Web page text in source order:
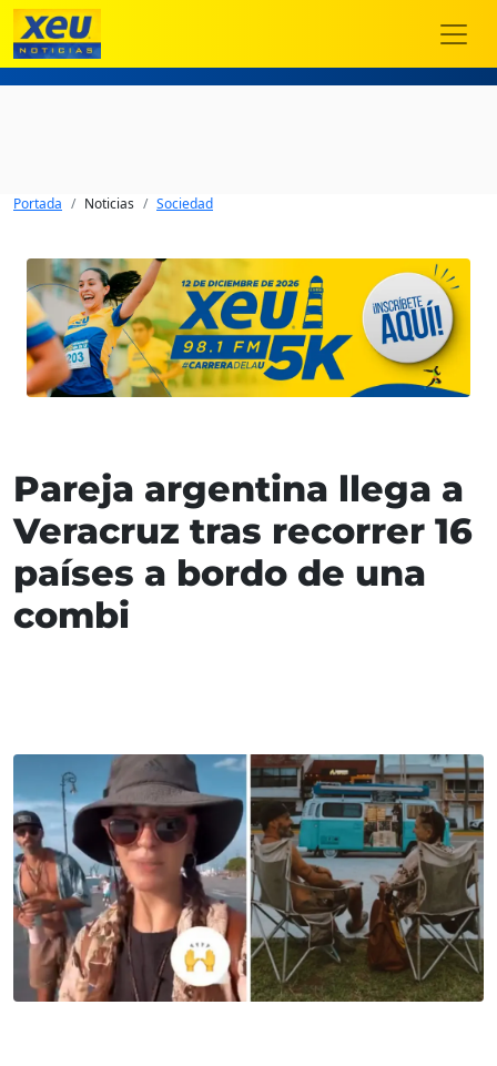
Portada Noticias Sociedad
Pareja argentina llega a
Veracruz tras recorrer 16
países a bordo de una
combi